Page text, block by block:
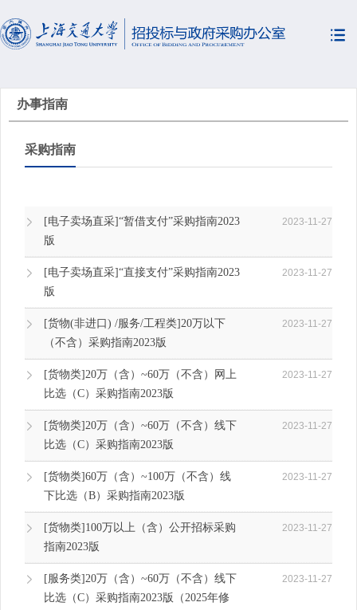
办事指南
采购指南
[电子卖场直采]“暂借支付”采购指南2023
版
2023-11-27
[电子卖场直采]“直接支付”采购指南2023
版
2023-11-27
[货物(非进口) /服务/工程类]20万以下
（不含）采购指南2023版
2023-11-27
[货物类]20万（含）~60万（不含）网上
比选（C）采购指南2023版
2023-11-27
[货物类]20万（含）~60万（不含）线下
比选（C）采购指南2023版
2023-11-27
[货物类]60万（含）~100万（不含）线
下比选（B）采购指南2023版
2023-11-27
[货物类]100万以上（含）公开招标采购
指南2023版
2023-11-27
[服务类]20万（含）~60万（不含）线下
比选（C）采购指南2023版（2025年修
2023-11-27